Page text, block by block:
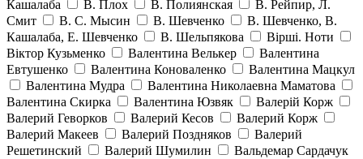
Кашалаба
В. Плох В. Полиянская
В. Рейпир, Л.
Смит
В. С. Мысин В. Шевченко
В. Шевченко, В.
Кашалаба, Е. Шевченко
В. Шельпякова
Вiршi. Ноти
Віктор Кузьменко
Валентина Велькер
Валентина
Евтушенко
Валентина Коноваленко
Валентина Мацкул
Валентина Мудра
Валентина Николаевна Маматова
Валентина Скирка
Валентина Юзвяк
Валерій Корж
Валерий Геворков
Валерий Кесов
Валерий Корж
Валерий Макеев
Валерий Поздняков
Валерий
Решетинский
Валерий Шумилин
Вальдемар Сардачук